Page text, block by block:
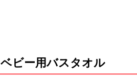
ベビー用バスタオル